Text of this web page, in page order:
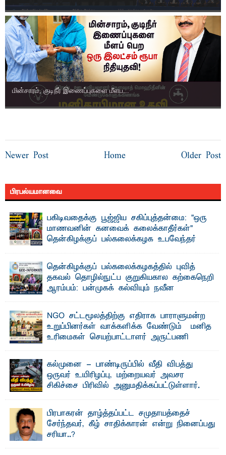
மின்சாரம், குடிநீர் இணைப்புகளை மீளப...
Newer Post Older Post
Home
பிரபல்யமானவை
பகிடிவதைக்கு பூஜ்ஜிய சகிப்புத்தன்மை: "ஒரு
மாணவனின் கனவைக் கலைக்காதீர்கள்" –
தென்கிழக்குப் பல்கலைக்கழக உபவேந்தர்
"ஒ ரு மாணவனின் அல்லது மாணவியின் கனவு என்னால்
கலைக்கப்படாது" என்ற உறுதியை ஒவ்வொரு மாணவரும் ...
தென்கிழக்குப் பல்கலைக்கழகத்தில் புவித்
தகவல் தொழில்நுட்ப குறுகியகால கற்கைநெறி
ஆரம்பம்: பன்முகக் கல்வியும் நவீன
தொழில்நுட்பமும் காலத்தின் தேவை – பீடாதிபதி
பேராசிரியர் எம். எம். பாஸில்
தெ ன்கிழக்குப் பல்கலைக்கழகத்தின் கலை மற்றும் கலாசார
பீடத்தின் புவியியல் துறையினால் ...
NGO சட்டமூலத்திற்கு எதிராக பாராளுமன்ற
உறுப்பினர்கள் வாக்களிக்க வேண்டும் – மனித
உரிமைகள் செயற்பாட்டாளர் அருட்பணி
ஜே. எப். காமிலா பேகம்- இ லங்கை அரசாங்கம் அரசுசாரா
அமைப்புகள் (NGO) தொடர்பான புதிய சட்டமூலத்தை ...
கல்முனை - பாண்டிருப்பில் வீதி விபத்து
ஒருவர் உயிரிழப்பு, மற்றையவர் அவசர
சிகிச்சை பிரிவில் அனுமதிக்கப்பட்டுள்ளார்.
பாண்டிருப்பு ...பிரபாகரன் தாழ்த்தப்பட்ட சமுதாயத்தைச்
சேர்ந்தவர், கீழ் சாதிக்காரன் என்று நினைப்பது
சரியா..?